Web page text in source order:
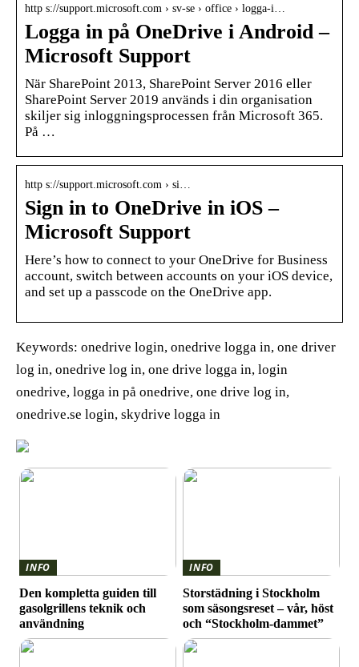
http s://support.microsoft.com › sv-se › office › logga-i…
Logga in på OneDrive i Android –
Microsoft Support
När SharePoint 2013, SharePoint Server 2016 eller
SharePoint Server 2019 används i din organisation
skiljer sig inloggningsprocessen från Microsoft 365.
På …
http s://support.microsoft.com › si…
Sign in to OneDrive in iOS –
Microsoft Support
Here’s how to connect to your OneDrive for Business
account, switch between accounts on your iOS device,
and set up a passcode on the OneDrive app.
Keywords: onedrive login, onedrive logga in, one driver
log in, onedrive log in, one drive logga in, login
onedrive, logga in på onedrive, one drive log in,
onedrive.se login, skydrive logga in
INFO
Den kompletta guiden till
gasolgrillens teknik och
användning
INFO
Storstädning i Stockholm
som säsongsreset – vår, höst
och “Stockholm-dammet”